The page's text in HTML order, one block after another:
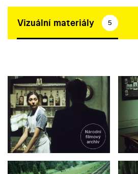
Vizuální materiály 5